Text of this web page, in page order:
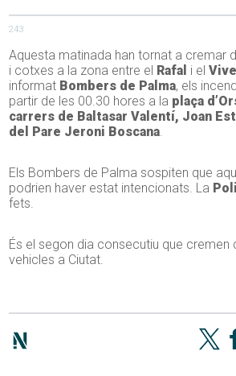
243
Aquesta matinada han tornat a cremar
i cotxes a la zona entre el Rafal i el
informat Bombers de Palma, els
partir de les 00.30 hores a la plaça
carrers de Baltasar Valentí, Joan
del Pare Jeroni Boscana.
Els Bombers de Palma sospiten que
podrien haver estat intencionats. La
fets.
És el segon dia consecutiu que cremen
vehicles a Ciutat.